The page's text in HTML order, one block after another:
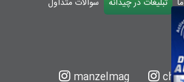
تبلیغات در چیدانه
سوالات متداول
manzelmag